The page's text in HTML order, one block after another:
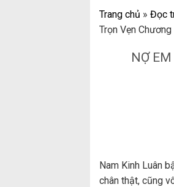
Trang chủ » Đọc
Trọn Vẹn
NỢ
Nam Kinh Luân
chân thật, cũng